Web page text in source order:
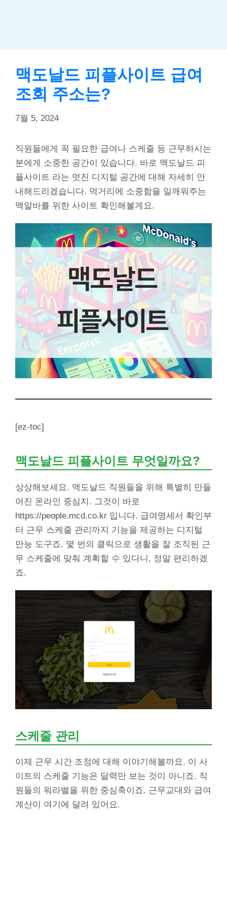
맥도날드 피플사이트 급여
조회 주소는?
7월 5, 2024
직원들에게 꼭 필요한 급여나 스케줄 등 근무하시는
분에게 소중한 공간이 있습니다. 바로 맥도날드 피
플사이트 라는 멋진 디지털 공간에 대해 자세히 안
내해드리겠습니다. 먹거리에 소중함을 일깨워주는
맥알바를 위한 사이트 확인해볼게요.
[ez-toc]
맥도날드 피플사이트 무엇일까요?
상상해보세요. 맥도날드 직원들을 위해 특별히 만들
어진 온라인 중심지. 그것이 바로
https://people.mcd.co.kr 입니다. 급여명세서 확인부
터 근무 스케줄 관리까지 기능을 제공하는 디지털
만능 도구죠. 몇 번의 클릭으로 생활을 잘 조직된 근
무 스케줄에 맞춰 계획할 수 있다니, 정말 편리하겠
죠.
스케줄 관리
이제 근무 시간 조정에 대해 이야기해볼까요. 이 사
이트의 스케줄 기능은 달력만 보는 것이 아니죠. 직
원들의 워라밸을 위한 중심축이죠. 근무교대와 급여
계산이 여기에 달려 있어요.